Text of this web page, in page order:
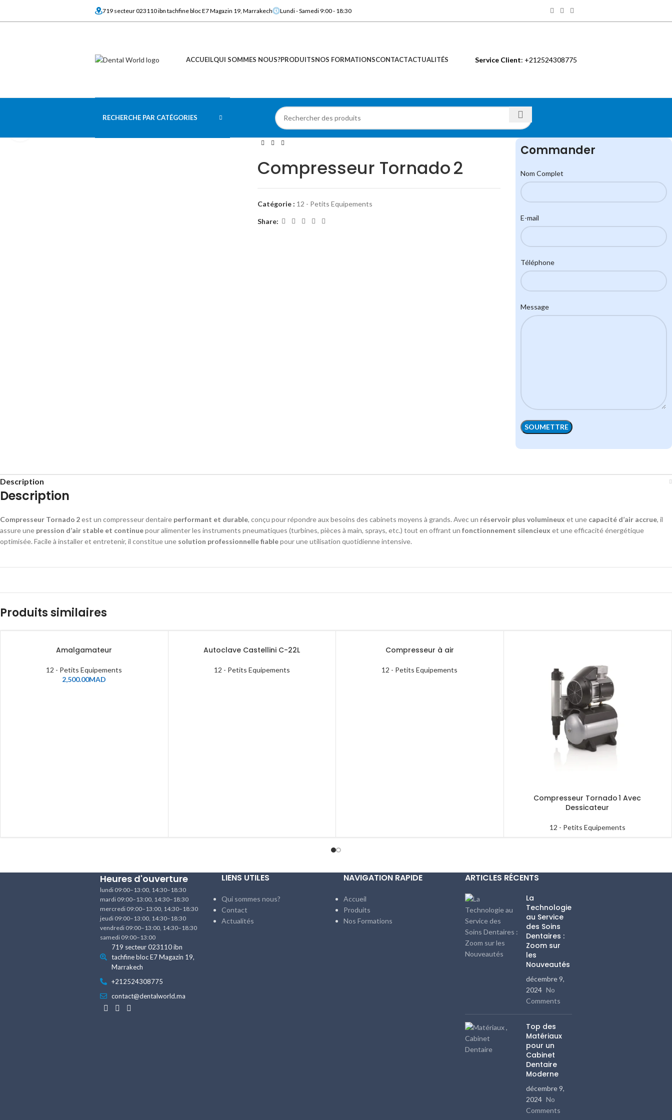
719 secteur 023110 ibn tachfine bloc E7 Magazin 19, Marrakech Lundi - Samedi 9:00 - 18:30
ACCUEILQUI SOMMES NOUS?PRODUITSNOS FORMATIONSCONTACTACTUALITÉS Service Client: +212524308775
RECHERCHE PAR CATÉGORIES
Compresseur Tornado 2
Catégorie : 12 - Petits Equipements
Share:
Commander
Nom Complet
E-mail
Téléphone
Message
Description
Description
Compresseur Tornado 2est un compresseur dentaire performant et durable, conçu pour répondre aux besoins des cabinets moyens à grands. Avec un réservoir plus volumineux et une capacité d’air accrue, il
assure une pression d’air stable et continuepour alimenter les instruments pneumatiques (turbines, pièces à main, sprays, etc.) tout en offrant un fonctionnement silencieux et une efficacité énergétique
optimisée. Facile à installer et entretenir, il constitue une solution professionnelle fiablepour une utilisation quotidienne intensive.
Produits similaires
Amalgamateur
12 - Petits Equipements
2,500.00MAD
Autoclave Castellini C-22L
12 - Petits Equipements
Compresseur à air
12 - Petits Equipements
Compresseur Tornado 1 Avec
Dessicateur
12 - Petits Equipements
Heures d'ouverture
lundi 09:00–13:00, 14:30–18:30
mardi 09:00–13:00, 14:30–18:30
mercredi 09:00–13:00, 14:30–18:30
jeudi 09:00–13:00, 14:30–18:30
vendredi 09:00–13:00, 14:30–18:30
samedi 09:00–13:00
719 secteur 023110 ibn
tachfine bloc E7 Magazin 19,
Marrakech
+212524308775
contact@dentalworld.ma
LIENS UTILES
Qui sommes nous?
Contact
Actualités
NAVIGATION RAPIDE
Accueil
Produits
Nos Formations
ARTICLES RÉCENTS
La
Technologie
au Service
des Soins
Dentaires :
Zoom sur
les
Nouveautés
décembre 9,
2024 No
Comments
Top des
Matériaux
pour un
Cabinet
Dentaire
Moderne
décembre 9,
2024 No
Comments